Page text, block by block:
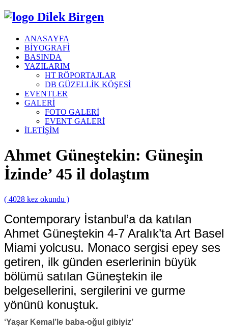
Dilek Birgen
ANASAYFA
BİYOGRAFİ
BASINDA
YAZILARIM
HT RÖPORTAJLAR
DB GÜZELLİK KÖŞESİ
EVENTLER
GALERİ
FOTO GALERİ
EVENT GALERİ
İLETİŞİM
Ahmet Güneştekin: Güneşin
İzinde’ 45 il dolaştım
( 4028 kez okundu )
Contemporary İstanbul’a da katılan
Ahmet Güneştekin 4-7 Aralık’ta Art Basel
Miami yolcusu. Monaco sergisi epey ses
getiren, ilk günden eserlerinin büyük
bölümü satılan Güneştekin ile
belgesellerini, sergilerini ve gurme
yönünü konuştuk.
‘Yaşar Kemal’le baba-oğul gibiyiz’